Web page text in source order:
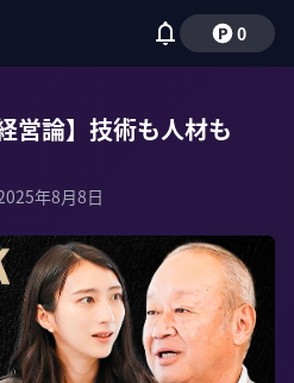
0
営論】技術も人材も
年8月8日